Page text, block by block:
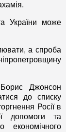
України може
а спроба
Борис Джонсон
до списку
Росії в
допомоги та
економічного